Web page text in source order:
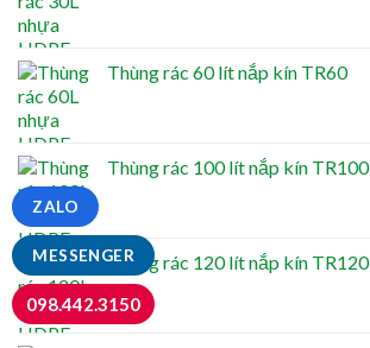
Thùng rác 60 lít nắp kín TR60
Thùng rác 100 lít nắp kín TR100
Thùng rác 120 lít nắp kín TR120
MESSENGER
ZALO
098.442.3150